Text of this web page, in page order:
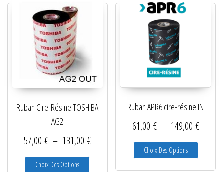
Ruban Cire-Résine TOSHIBA
AG2
57,00€ – 131,00€Plage de prix : 57,00 € à 131,00 €
Choix Des Options Ce produit a plusieurs variations. Les options
Ruban APR6 cire-résine IN
61,00 € – 149,00 €Plage
Choix Des Options Ce